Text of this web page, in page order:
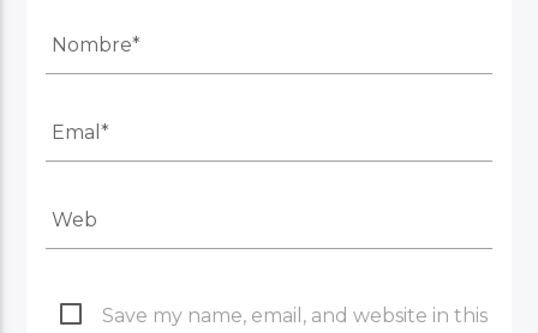
Save my name, email, and website in this